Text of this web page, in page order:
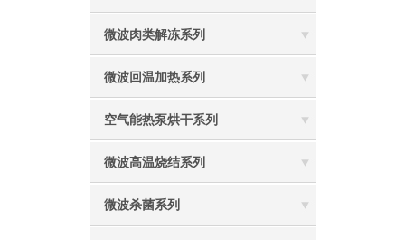
微波肉类解冻系列
微波回温加热系列
空气能热泵烘干系列
微波高温烧结系列
微波杀菌系列